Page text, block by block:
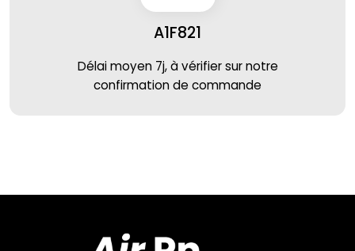
A1F821
Délai moyen 7j, à vérifier sur notre
confirmation de commande